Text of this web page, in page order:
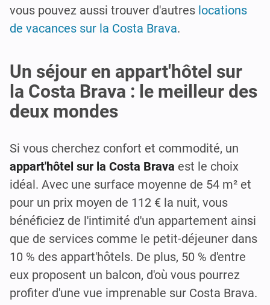
vous pouvez aussi trouver d'autres locations
de vacances sur la Costa Brava.
Un séjour en appart'hôtel sur
la Costa Brava : le meilleur des
deux mondes
Si vous cherchez confort et commodité, un
appart'hôtel sur la Costa Brava est le choix
idéal. Avec une surface moyenne de 54 m² et
pour un prix moyen de 112 € la nuit, vous
bénéficiez de l'intimité d'un appartement ainsi
que de services comme le petit-déjeuner dans
10 % des appart'hôtels. De plus, 50 % d'entre
eux proposent un balcon, d'où vous pourrez
profiter d'une vue imprenable sur Costa Brava.